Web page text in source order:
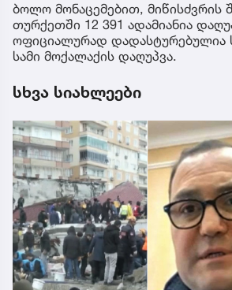
ბოლო მონაცემებით, მიწისძვრის
თურქეთში 12 391 ადამიანია
ოფიციალურად დადასტურებულია
სამი მოქალაქის დაღუპვა.
სხვა სიახლეები